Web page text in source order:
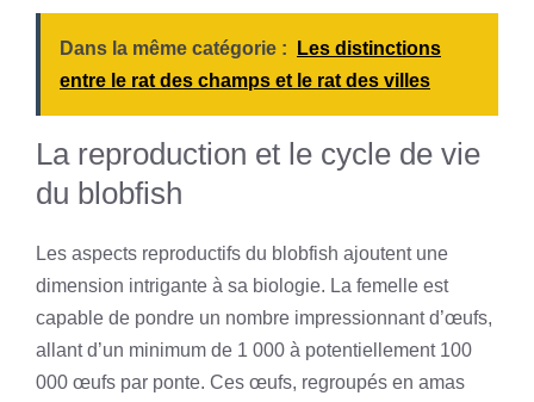
Dans la même catégorie :
Les distinctions
entre le rat des champs et le rat des villes
La reproduction et le cycle de vie
du blobfish
Les aspects reproductifs du blobfish ajoutent une
dimension intrigante à sa biologie. La femelle est
capable de pondre un nombre impressionnant d’œufs,
allant d’un minimum de 1 000 à potentiellement 100
000 œufs par ponte. Ces œufs, regroupés en amas